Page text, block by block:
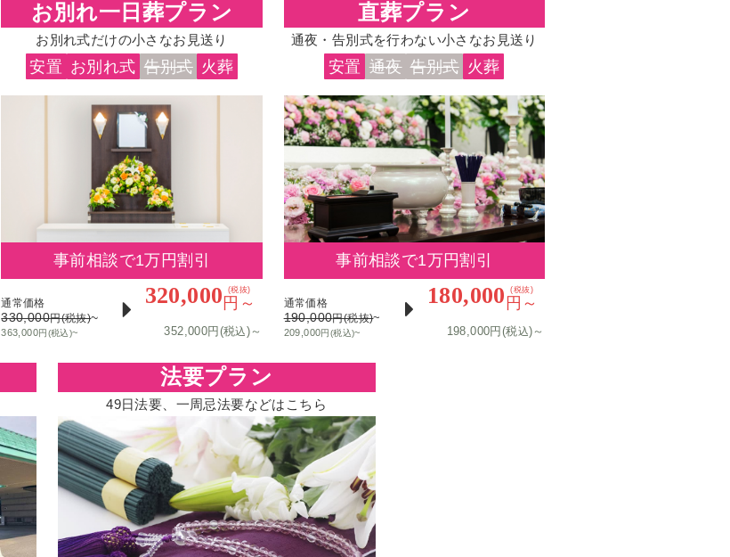
お別れ一日葬プラン
お別れ式だけの小さなお見送り
安置 お別れ式 告別式 火葬
事前相談で1万円割引
通常価格
330,000円(税抜)~
363,000円(税込)~
320,000 (税抜)
円～
352,000円(税込)～
直葬プラン
通夜・告別式を行わない小さなお見送り
安置 通夜 告別式 火葬
事前相談で1万円割引
通常価格
190,000円(税抜)~
209,000円(税込)~
180,000 (税抜)
円～
198,000円(税込)～
法要プラン
49日法要、一周忌法要などはこちら